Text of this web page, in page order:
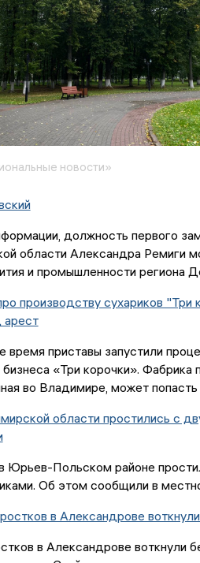
новости»
должность первого
области Александра Ремиги
и промышленности региона
производству сухариков
арест
время приставы запустили
«Три корочки». Фабрика
во Владимире, может попасть
области простились с
Юрьев-Польском районе
Об этом сообщили в
в Александрове
в Александрове воткнули